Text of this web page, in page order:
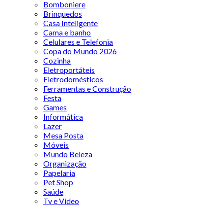
Bomboniere
Brinquedos
Casa Inteligente
Cama e banho
Celulares e Telefonia
Copa do Mundo 2026
Cozinha
Eletroportáteis
Eletrodomésticos
Ferramentas e Construção
Festa
Games
Informática
Lazer
Mesa Posta
Móveis
Mundo Beleza
Organização
Papelaria
Pet Shop
Saúde
Tv e Vídeo